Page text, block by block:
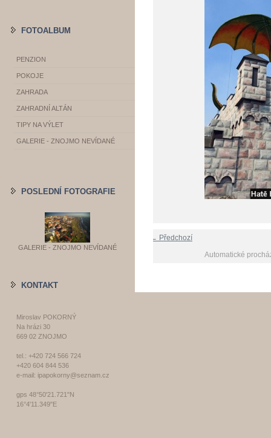
← Předchozí
Automatické
FOTOALBUM
PENZION
POKOJE
ZAHRADA
ZAHRADNÍ ALTÁN
TIPY NA VÝLET
GALERIE - ZNOJMO NEVÍDANÉ
POSLEDNÍ FOTOGRAFIE
GALERIE - ZNOJMO NEVÍDANÉ
KONTAKT
Miroslav POKORNÝ
Na hrázi 30
669 02 ZNOJMO
tel.: +420 724 566 724
+420 604 844 536
e-mail: ipapokorny@seznam.cz
gps 48°50'21.721"N
16°4'11.349"E